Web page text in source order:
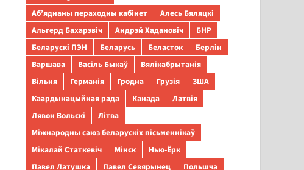
Аб’яднаны пераходны кабінет
Алесь Бяляцкі
Альгерд Бахарэвіч
Андрэй Хадановіч
БНР
Беларускі ПЭН
Беларусь Беласток
Берлін
Варшава
Васіль Быкаў
Вялікабрытанія
Вільня
Германія Гродна Грузія
ЗША
Каардынацыйная рада
Канада
Латвія
Лявон Вольскі
Літва
Міжнародны саюз беларускіх пісьменнікаў
Мікалай Статкевіч
Мінск
Нью-Ёрк
Павел Латушка
Павел Севярынец
Польшча